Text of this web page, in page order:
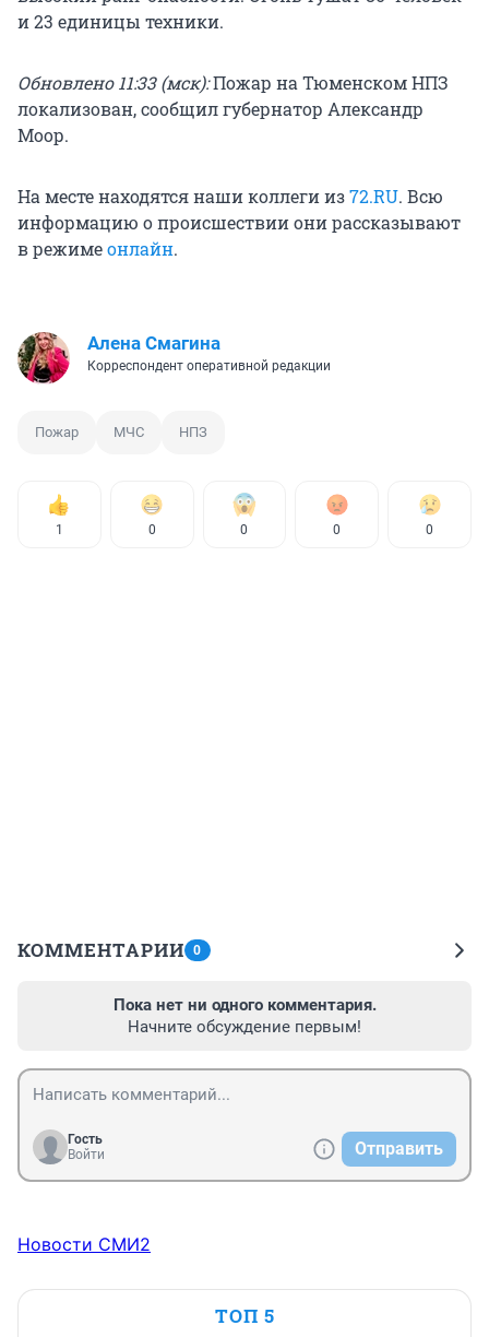
и 23 единицы техники.
Обновлено 11:33 (мск):Пожар на Тюменском НПЗ
локализован, сообщил губернатор Александр
Моор.
На месте находятся наши коллеги из72.RU. Всю
информацию о происшествии они рассказывают
в режимеонлайн.
Алена Смагина
Корреспондент оперативной редакции
Пожар МЧС НПЗ
1 0 0 0 0
КОММЕНТАРИИ 0
Пока нет ни одного комментария.
Начните обсуждение первым!
Гость
Войти
Отправить
Новости СМИ2
ТОП 5